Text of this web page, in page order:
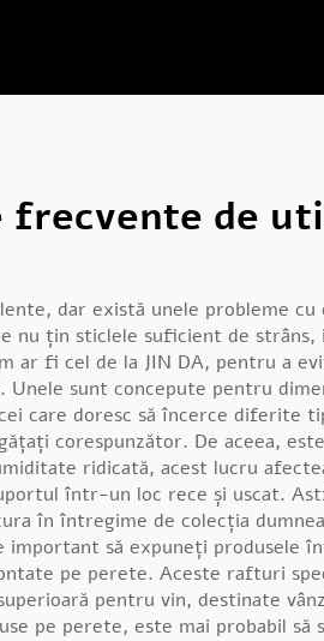
frecvente de
dar există unele probleme
nu țin sticlele suficient de
ar fi cel de la JIN DA, pentru a
sunt concepute pentru
care doresc să încerce diferite
corespunzător. De aceea,
ridicată, acest lucru
într-un loc rece și uscat.
în întregime de colecția
important să expuneți
pe perete. Aceste rafturi
pentru vin, destinate
pe perete, este mai probabil să